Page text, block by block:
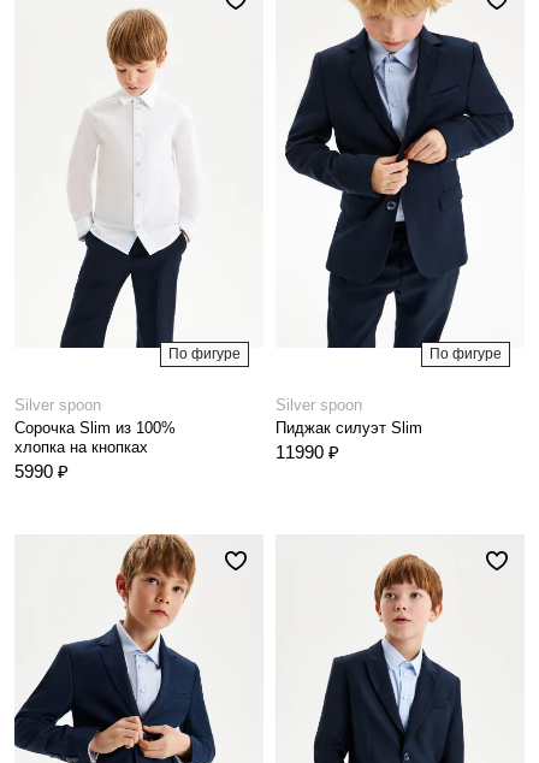
По фигуре
Silver spoon
Сорочка Slim из 100%
хлопка на кнопках
5990 ₽
По фигуре
Silver spoon
Пиджак силуэт Slim
11990 ₽